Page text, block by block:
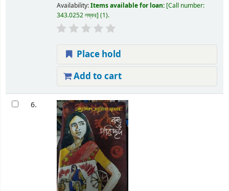
Availability:Items available for loan: Call number:
343.0252 লষ্কর (1).
Place hold
Add to cart
6.